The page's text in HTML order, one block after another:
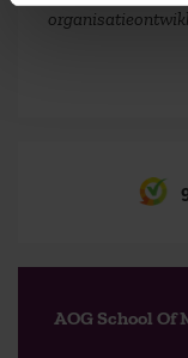
AOG School Of